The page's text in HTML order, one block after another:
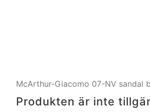
McArthur-Giacomo 07-NV sandal
Produkten är inte